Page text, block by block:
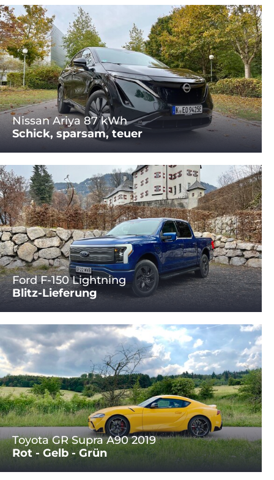
Nissan Ariya 87 kWh
Schick, sparsam, teuer
Ford F-150 Lightning
Blitz-Lieferung
Toyota GR Supra A90 2019
Rot - Gelb - Grün